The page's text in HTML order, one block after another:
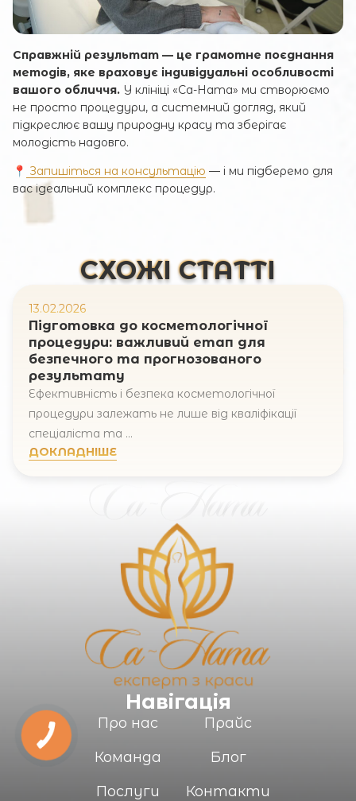
Справжній результат — це грамотне поєднання
методів, яке враховує індивідуальні особливості
вашого обличчя. У клініці «Са-Ната» ми створюємо
не просто процедури, а системний догляд, який
підкреслює вашу природну красу та зберігає
молодість надовго.
📍 Запишіться на консультацію — і ми підберемо для
вас ідеальний комплекс процедур.
СХОЖІ СТАТТІ
13.02.2026
Підготовка до косметологічної
процедури: важливий етап для
безпечного та прогнозованого
результату
Ефективність і безпека косметологічної
процедури залежать не лише від кваліфікації
спеціаліста та ...
ДОКЛАДНІШЕ
Навігація
Про нас
Команда
Послуги
Прайс
Блог
Контакти